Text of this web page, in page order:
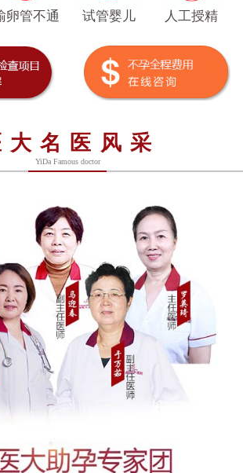
卵管不通 试管婴儿 人工授精
大名医风采
YiDa Famous doctor